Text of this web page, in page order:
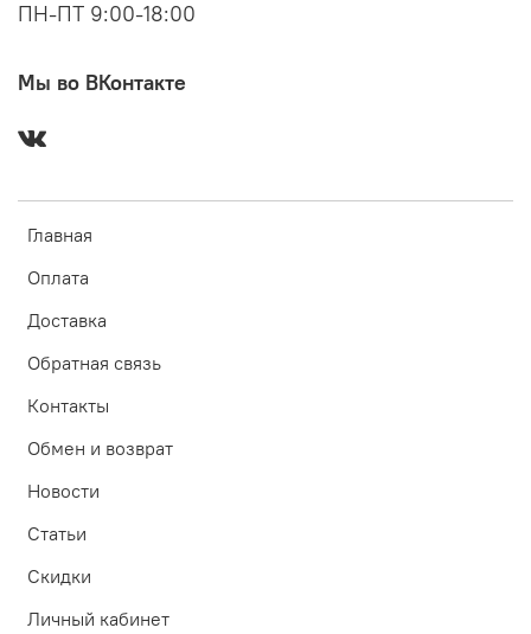
Главная
Оплата
Доставка
Обратная связь
Контакты
Обмен и возврат
Новости
Статьи
Скидки
Личный кабинет
ПН-ПТ 9:00-18:00
Мы во ВКонтакте